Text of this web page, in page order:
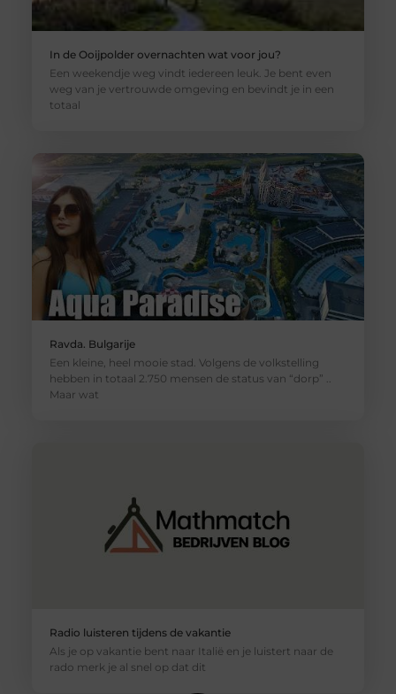
In de Ooijpolder overnachten wat voor jou?
Een weekendje weg vindt iedereen leuk. Je bent even
weg van je vertrouwde omgeving en bevindt je in een
totaal
Ravda. Bulgarije
Een kleine, heel mooie stad. Volgens de volkstelling
hebben in totaal 2.750 mensen de status van “dorp” ..
Maar wat
Radio luisteren tijdens de vakantie
Als je op vakantie bent naar Italië en je luistert naar de
rado merk je al snel op dat dit